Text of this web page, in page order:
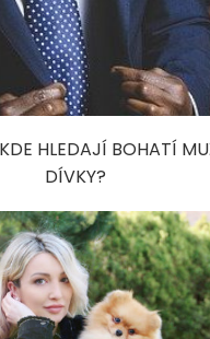
HLEDAJÍ BOHATÍ
DÍVKY?